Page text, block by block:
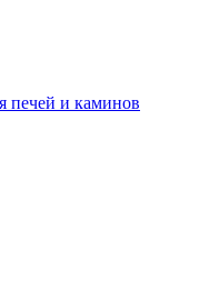
печей и каминов